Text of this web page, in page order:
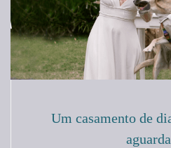
Um casamento de